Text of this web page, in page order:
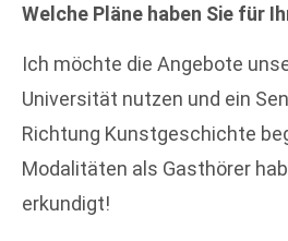
Welche Pläne haben Sie für
Ich möchte die Angebote
Universität nutzen und ein
Richtung Kunstgeschichte
Modalitäten als Gasthörer
erkundigt!